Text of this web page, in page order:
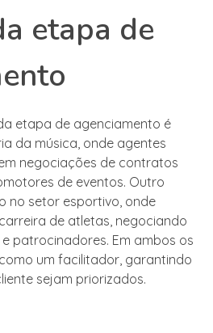
etapa de
etapa de agenciamento é
da música, onde agentes
negociações de contratos
de eventos. Outro
no setor esportivo, onde
de atletas, negociando
patrocinadores. Em ambos os
um facilitador, garantindo
sejam priorizados.